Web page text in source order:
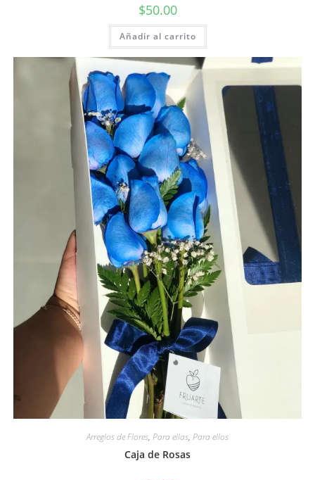
$50.00
Añadir al carrito
Arreglos de Flores, Para ellas, Para ellos
Caja de Rosas